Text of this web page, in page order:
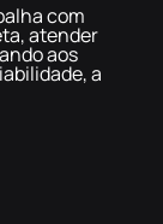
com
atender
aos
a